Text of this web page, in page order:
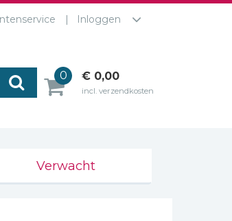
Inloggen
0 € 0,00
incl. verzendkosten
Verwacht